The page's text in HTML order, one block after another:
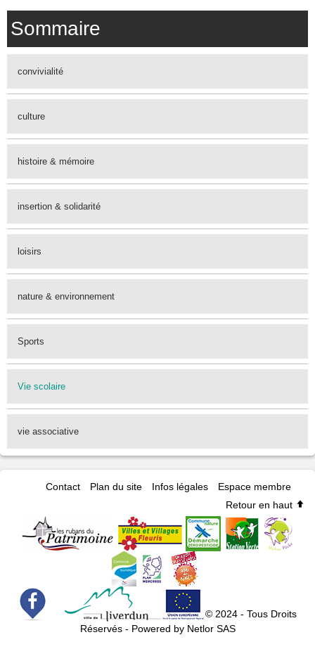
Sommaire
convivialité
culture
histoire & mémoire
insertion & solidarité
loisirs
nature & environnement
Sports
Vie scolaire
vie associative
Contact Plan du site Infos légales
Espace membre
Retour en haut
© 2024 - Tous Droits
Réservés - Powered by Netlor SAS